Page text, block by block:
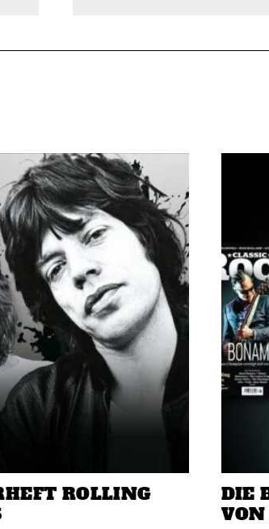
ROLLING
DIE
VON